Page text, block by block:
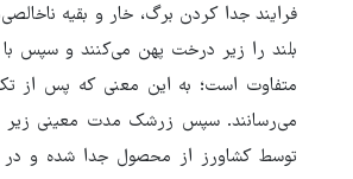
فرایند جدا کردن برگ، خار و بقیه
بلند را زیر درخت پهن می‌کنند و سپس
متفاوت است؛ به این معنی که پس از
می‌رسانند. سپس زرشک مدت معینی زیر
توسط کشاورز از محصول جدا شده و در